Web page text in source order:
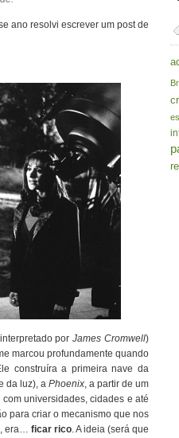
ano resolvi escrever um post de
porJames Cromwell)
marcou profundamente quando
construíra a primeira nave da
da luz), a Phoenix, a partir de um
universidades, cidades e até
para criar o mecanismo que nos
era… ficar rico. A ideia (será que